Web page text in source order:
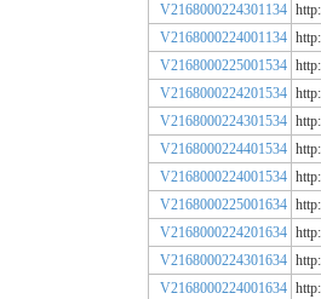
V2168000224301134
V2168000224001134
V2168000225001534
V2168000224201534
V2168000224301534
V2168000224401534
V2168000224001534
V2168000225001634
V2168000224201634
V2168000224301634
V2168000224001634